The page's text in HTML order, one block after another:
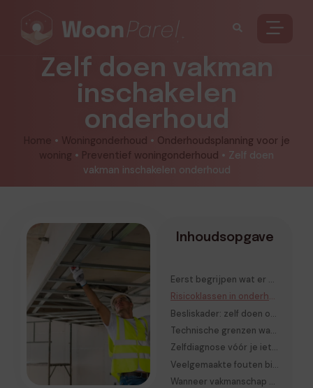
Zelf doen vakman
inschakelen
onderhoud
• Woningonderhoud • Onderhoudsplanning voor je
woning • Preventief woningonderhoud • Zelf doen
vakman inschakelen onderhoud
Inhoudsopgave
Eerst begrijpen wat er écht kapot gaat (diagnose vóór actie)
Risicoklassen in onderhoud
Besliskader: zelf doen of vakman inschakelen onderhoud
Technische grenzen waar zelf doen stopt
Zelfdiagnose vóór je iets repareert
Veelgemaakte fouten bij onderhoud
Wanneer vakmanschap nodig is maar voorbereiding helpt